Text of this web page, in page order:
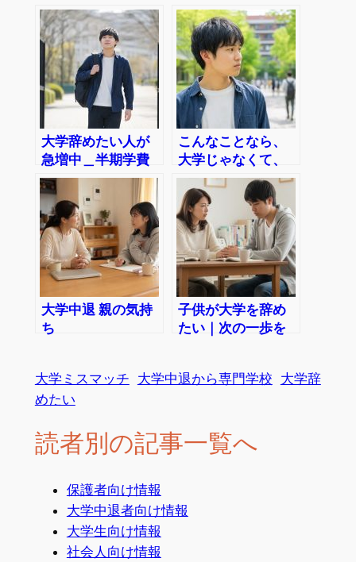
ら読む記事＿不安･
辛い･留年･中退
心配は当然・次ど
うするの？
大学辞めたい人が
急増中＿半期学費
の支払いが生じる
前に手続き
こんなことなら、
大学じゃなくて、
専門学校に行けば
よかった
大学中退 親の気持
ち
子供が大学を辞め
たい｜次の一歩を
大学ミスマッチ 大学中退から専門学校 大学辞
めたい
読者別の記事一覧へ
保護者向け情報
大学中退者向け情報
大学生向け情報
社会人向け情報